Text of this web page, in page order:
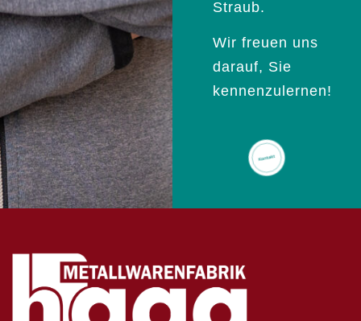
Straub.
Wir freuen uns
darauf, Sie
kennenzulernen!